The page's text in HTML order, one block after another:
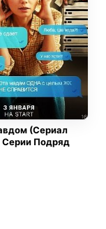
когда на
(Сериал
Серии Подряд